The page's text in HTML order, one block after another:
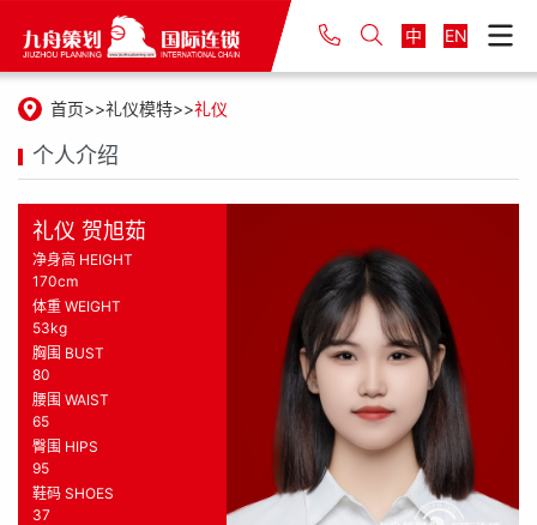
中 EN
首页 礼仪模特 礼仪
个人介绍
礼仪 贺旭茹
净身高 HEIGHT
170cm
体重 WEIGHT
53kg
胸围 BUST
80
腰围 WAIST
65
臀围 HIPS
95
鞋码 SHOES
37